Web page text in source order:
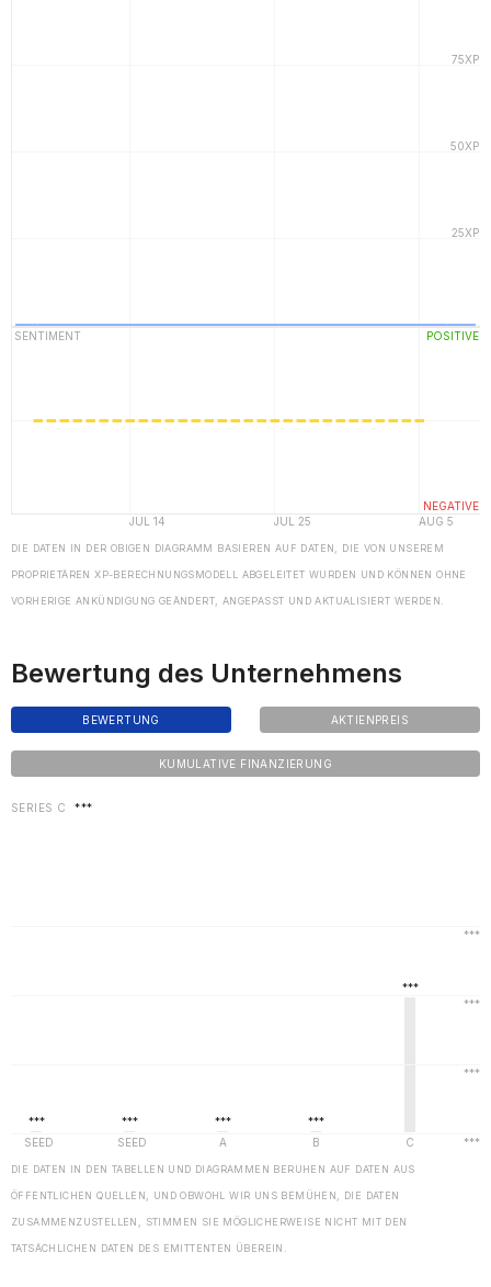
DIE DATEN IN DER OBIGEN DIAGRAMM BASIEREN AUF DATEN, DIE VON UNSEREM
PROPRIETÄREN XP-BERECHNUNGSMODELL ABGELEITET WURDEN UND KÖNNEN OHNE
VORHERIGE ANKÜNDIGUNG GEÄNDERT, ANGEPASST UND AKTUALISIERT WERDEN.
Bewertung des Unternehmens
BEWERTUNG AKTIENPREIS
KUMULATIVE FINANZIERUNG
SERIES C ***
DIE DATEN IN DEN TABELLEN UND DIAGRAMMEN BERUHEN AUF DATEN AUS
ÖFFENTLICHEN QUELLEN, UND OBWOHL WIR UNS BEMÜHEN, DIE DATEN
ZUSAMMENZUSTELLEN, STIMMEN SIE MÖGLICHERWEISE NICHT MIT DEN
TATSÄCHLICHEN DATEN DES EMITTENTEN ÜBEREIN.